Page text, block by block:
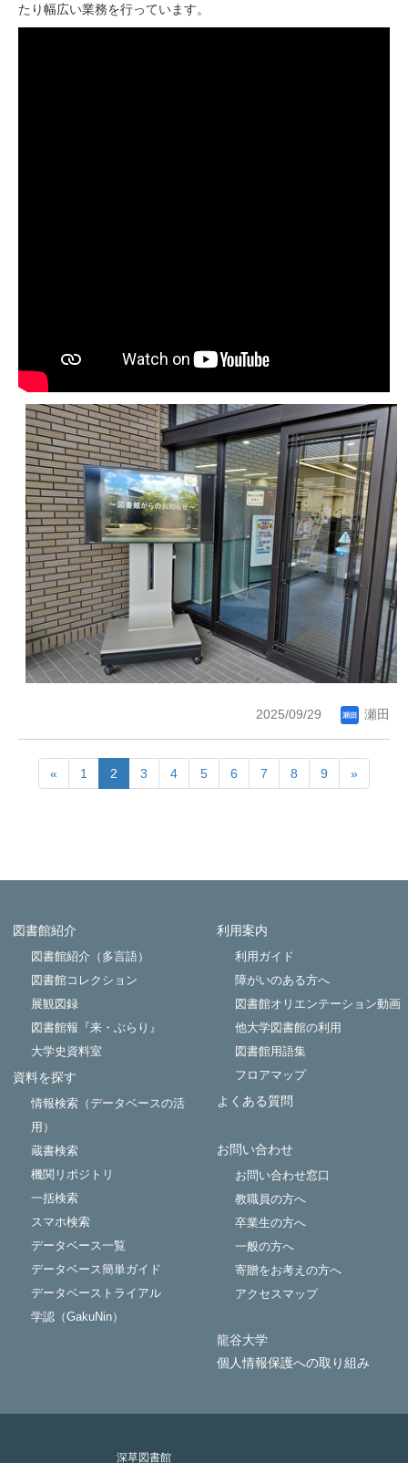
たり幅広い業務を行っています。
2025/09/29 瀬田
« 1 2 3 4 5 6 7 8 9 »
図書館紹介
図書館紹介（多言語）
図書館コレクション
展観図録
図書館報『来・ぶらり』
大学史資料室
資料を探す
情報検索（データベースの活
用）
蔵書検索
機関リポジトリ
一括検索
スマホ検索
データベース一覧
データベース簡単ガイド
データベーストライアル
学認（GakuNin）
利用案内
利用ガイド
障がいのある方へ
図書館オリエンテーション動画
他大学図書館の利用
図書館用語集
フロアマップ
よくある質問
お問い合わせ
お問い合わせ窓口
教職員の方へ
卒業生の方へ
一般の方へ
寄贈をお考えの方へ
アクセスマップ
龍谷大学
個人情報保護への取り組み
深草図書館
Powered by NetCommons